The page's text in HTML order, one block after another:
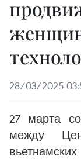
28/03/2025
27 марта
между